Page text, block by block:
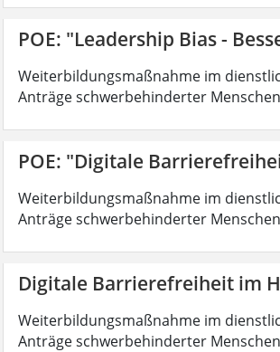
POE: "Leadership Bias -
Weiterbildungsmaßnahme im
Anträge schwerbehinderter
POE: "Digitale
Weiterbildungsmaßnahme im
Anträge schwerbehinderter
Digitale Barrierefreiheit im
Weiterbildungsmaßnahme im
Anträge schwerbehinderter